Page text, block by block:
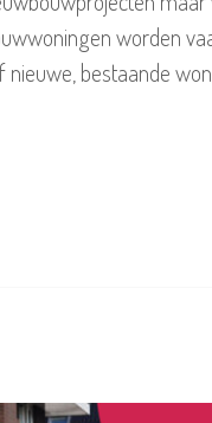
worden
bestaande